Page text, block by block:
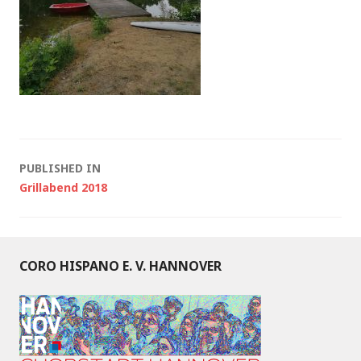
Post
PUBLISHED IN
Grillabend 2018
CORO HISPANO E. V. HANNOVER